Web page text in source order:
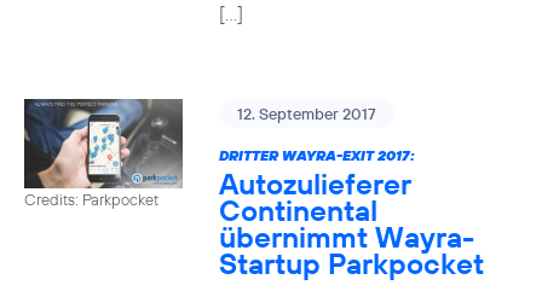
[…]
Credits: Parkpocket
12. September 2017
DRITTER WAYRA-EXIT 2017:
Autozulieferer
Continental
übernimmt Wayra-
Startup Parkpocket